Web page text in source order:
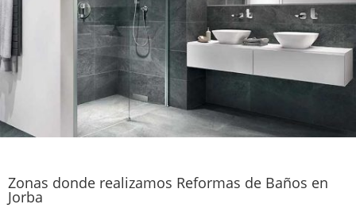
Zonas donde realizamos Reformas de Baños en
Jorba